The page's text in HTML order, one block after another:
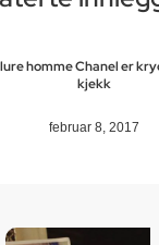
homme Chanel er
kjekk
februar 8, 2017